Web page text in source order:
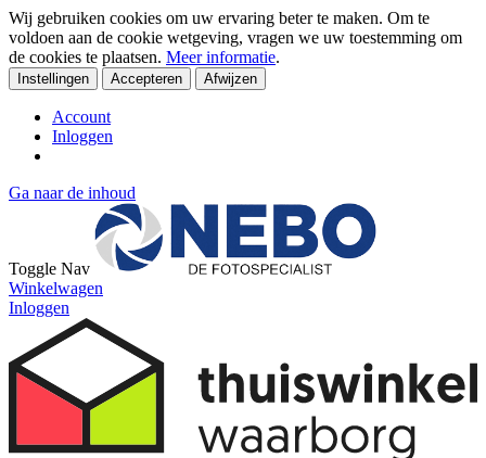
Wij gebruiken cookies om uw ervaring beter te maken. Om te
voldoen aan de cookie wetgeving, vragen we uw toestemming om
de cookies te plaatsen. Meer informatie.
Instellingen Accepteren Afwijzen
Account
Inloggen
Ga naar de inhoud
Toggle Nav
Winkelwagen
Inloggen